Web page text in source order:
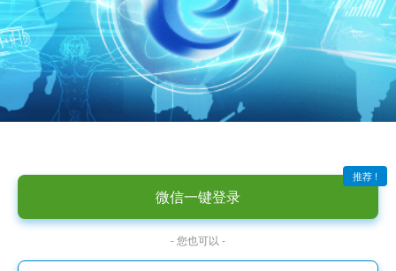
推荐 !
微信一键登录
- 您也可以 -